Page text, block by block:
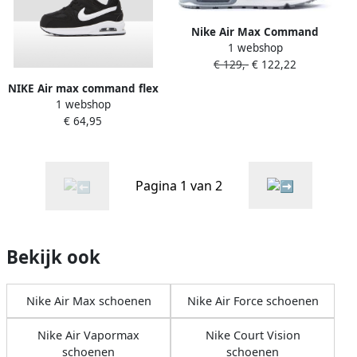
NIKE Air max command flex
sneakers zwart wit
kinderen
1 webshop
€ 64,95
Nike Air Max Command
Sneakers Schoenen grijs
donker
1 webshop
€ 129,- € 122,22
Pagina 1 van 2
Bekijk ook
Nike Air Max schoenen Nike Air Force schoenen
Nike Air Vapormax
schoenen
Nike Court Vision
schoenen